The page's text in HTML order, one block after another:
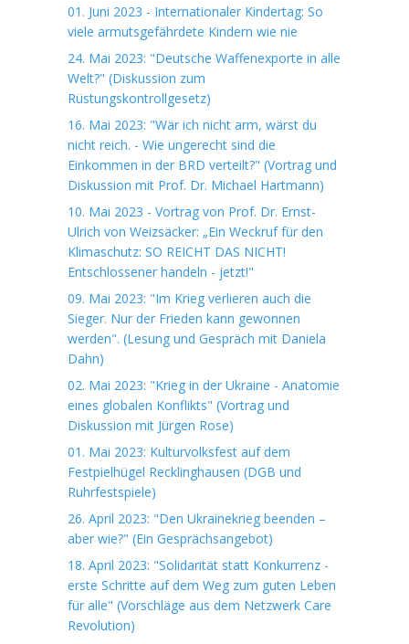
01. Juni 2023 - Internationaler Kindertag: So
viele armutsgefährdete Kindern wie nie
24. Mai 2023: "Deutsche Waffenexporte in alle
Welt?" (Diskussion zum
Rüstungskontrollgesetz)
16. Mai 2023: "Wär ich nicht arm, wärst du
nicht reich. - Wie ungerecht sind die
Einkommen in der BRD verteilt?" (Vortrag und
Diskussion mit Prof. Dr. Michael Hartmann)
10. Mai 2023 - Vortrag von Prof. Dr. Ernst-
Ulrich von Weizsäcker: „Ein Weckruf für den
Klimaschutz: SO REICHT DAS NICHT!
Entschlossener handeln - jetzt!"
09. Mai 2023: "Im Krieg verlieren auch die
Sieger. Nur der Frieden kann gewonnen
werden". (Lesung und Gespräch mit Daniela
Dahn)
02. Mai 2023: "Krieg in der Ukraine - Anatomie
eines globalen Konflikts" (Vortrag und
Diskussion mit Jürgen Rose)
01. Mai 2023: Kulturvolksfest auf dem
Festpielhügel Recklinghausen (DGB und
Ruhrfestspiele)
26. April 2023: "Den Ukrainekrieg beenden –
aber wie?" (Ein Gesprächsangebot)
18. April 2023: "Solidarität statt Konkurrenz -
erste Schritte auf dem Weg zum guten Leben
für alle" (Vorschläge aus dem Netzwerk Care
Revolution)